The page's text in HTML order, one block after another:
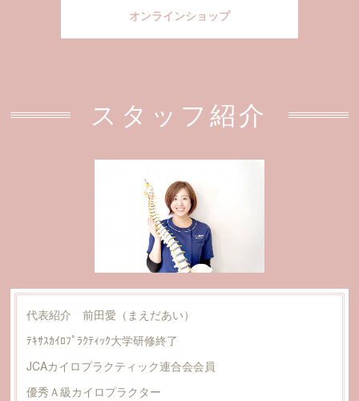
オンラインショップ
スタッフ紹介
代表紹介 前田愛（まえだあい）
ﾃｷｻｽｶｲﾛﾌﾟﾗｸﾃｨｯｸ大学研修終了
JCAカイロプラクティック連合会会員
優秀Ａ級カイロプラクター